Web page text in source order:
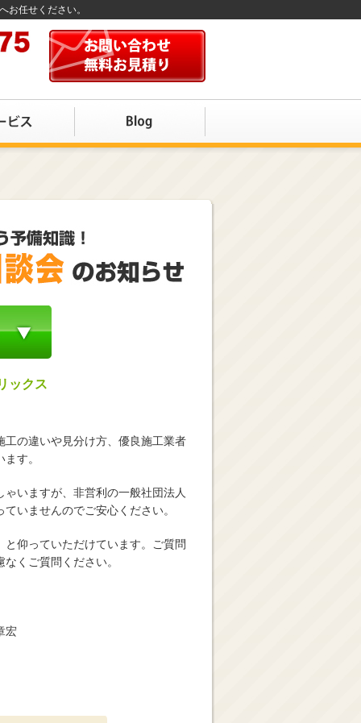
お任せください。
ックス
の違いや見分け方、優良施工業者
す。
いますが、非営利の一般社団法人
いませんのでご安心ください。
仰っていただけています。ご質問
くご質問ください。
宏